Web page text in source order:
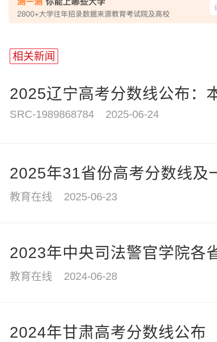
相关新闻
2025辽宁高考分数线公布：
SRC-1989868784 2025-06-24
2025年31省份高考分数线及
教育在线 2025-06-23
2023年中央司法警官学院各
教育在线 2024-06-28
2024年甘肃高考分数线公布